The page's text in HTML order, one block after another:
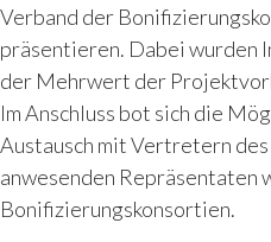
Verband der
präsentieren. Dabei wurden
der Mehrwert der
Im Anschluss bot sich die
Austausch mit Vertretern
anwesenden Repräsentaten
Bonifizierungskonsortien.